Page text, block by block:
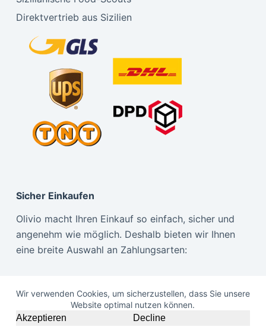
Wir verwenden Cookies, um sicherzustellen, dass Sie unsere
Website optimal nutzen können.
Akzeptieren
Decline
Direktvertrieb aus Sizilien
Sicher Einkaufen
Olivio macht Ihren Einkauf so einfach, sicher und
angenehm wie möglich. Deshalb bieten wir Ihnen
eine breite Auswahl an Zahlungsarten:
Copyright © 2026 Olivio